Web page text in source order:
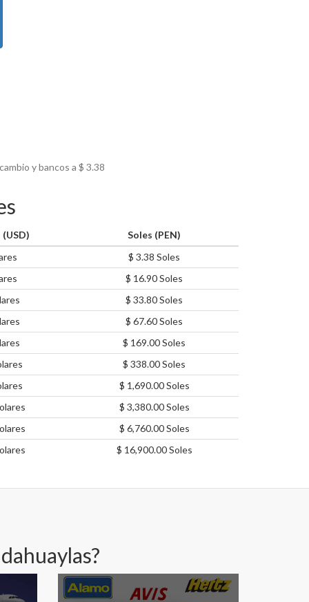
y bancos a $3.38
Soles (PEN)
$ 3.38 Soles
$ 16.90 Soles
$ 33.80 Soles
$ 67.60 Soles
$ 169.00 Soles
$ 338.00 Soles
$ 1,690.00 Soles
$ 3,380.00 Soles
$ 6,760.00 Soles
$ 16,900.00 Soles